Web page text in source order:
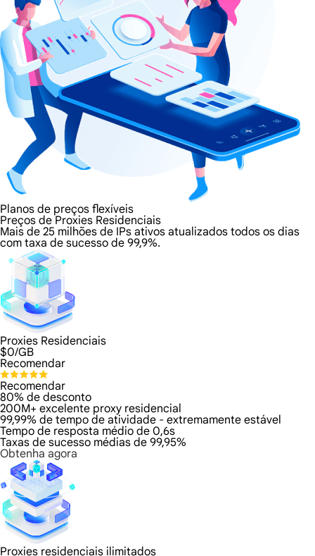
Planos de preços flexíveis
Preços de Proxies Residenciais
Mais de 25 milhões de IPs ativos atualizados todos os dias
com taxa de sucesso de 99,9%.
Proxies Residenciais
$0/GB
Recomendar
Recomendar
80% de desconto
200M+ excelente proxy residencial
99,99% de tempo de atividade - extremamente estável
Tempo de resposta médio de 0,6s
Taxas de sucesso médias de 99,95%
Obtenha agora
Proxies residenciais ilimitados